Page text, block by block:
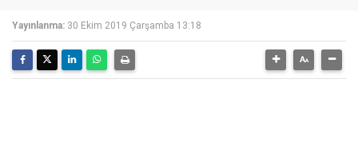
Yayınlanma: 30 Ekim 2019 Çarşamba 13:18